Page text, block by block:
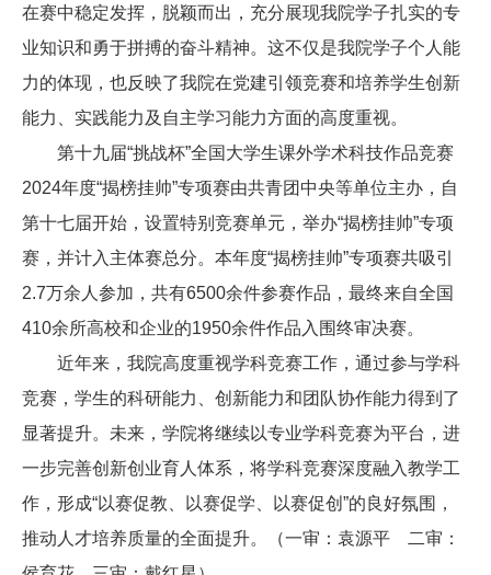
在赛中稳定发挥，脱颖而出，充分展现我院学子扎实的专
业知识和勇于拼搏的奋斗精神。这不仅是我院学子个人能
力的体现，也反映了我院在党建引领竞赛和培养学生创新
能力、实践能力及自主学习能力方面的高度重视。
第十九届“挑战杯”全国大学生课外学术科技作品竞赛
2024年度“揭榜挂帅”专项赛由共青团中央等单位主办，自
第十七届开始，设置特别竞赛单元，举办“揭榜挂帅”专项
赛，并计入主体赛总分。本年度“揭榜挂帅”专项赛共吸引
2.7万余人参加，共有6500余件参赛作品，最终来自全国
410余所高校和企业的1950余件作品入围终审决赛。
近年来，我院高度重视学科竞赛工作，通过参与学科
竞赛，学生的科研能力、创新能力和团队协作能力得到了
显著提升。未来，学院将继续以专业学科竞赛为平台，进
一步完善创新创业育人体系，将学科竞赛深度融入教学工
作，形成“以赛促教、以赛促学、以赛促创”的良好氛围，
推动人才培养质量的全面提升。（一审：袁源平 二审：